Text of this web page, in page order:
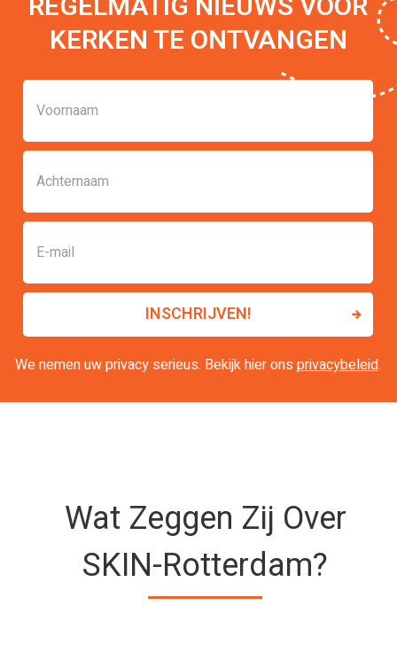
KERKEN TE ONTVANGEN
We nemen uw privacy serieus. Bekijk hier ons privacybeleid.
Wat Zeggen Zij Over
SKIN-Rotterdam?